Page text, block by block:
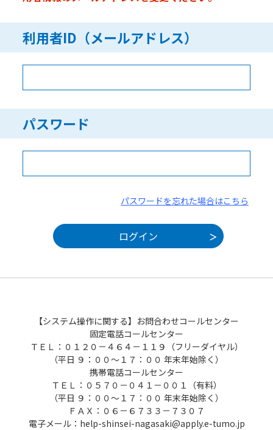
利用者ID（メールアドレス）
パスワード
パスワードを忘れた場合はこちら
【システム操作に関する】お問合わせコールセンター
固定電話コールセンター
ＴＥＬ：０１２０－４６４－１１９（フリーダイヤル）
（平日 ９：００～１７：００ 年末年始除く）
携帯電話コールセンター
ＴＥＬ：０５７０－０４１－００１（有料）
（平日 ９：００～１７：００ 年末年始除く）
ＦＡＸ：０６－６７３３－７３０７
電子メール：help-shinsei-nagasaki@apply.e-tumo.jp